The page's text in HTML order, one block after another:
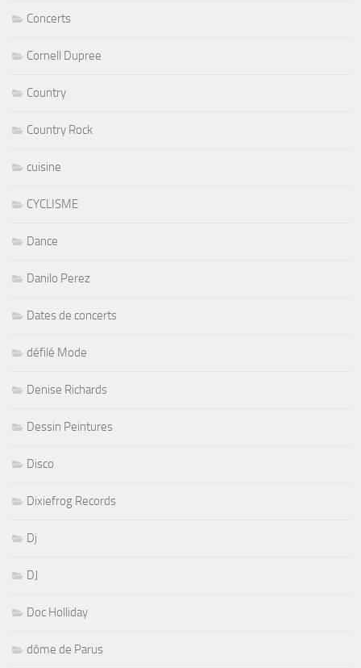
Concerts
Cornell Dupree
Country
Country Rock
cuisine
CYCLISME
Dance
Danilo Perez
Dates de concerts
défilé Mode
Denise Richards
Dessin Peintures
Disco
Dixiefrog Records
Dj
DJ
Doc Holliday
dôme de Parus